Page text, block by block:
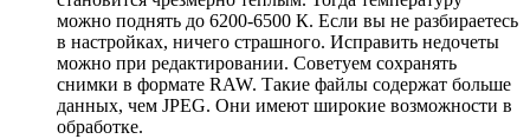
можно поднять до 6200-6500 К. Если вы не разбираетесь
в настройках, ничего страшного. Исправить недочеты
можно при редактировании. Советуем сохранять
снимки в формате RAW. Такие файлы содержат больше
данных, чем JPEG. Они имеют широкие возможности в
обработке.